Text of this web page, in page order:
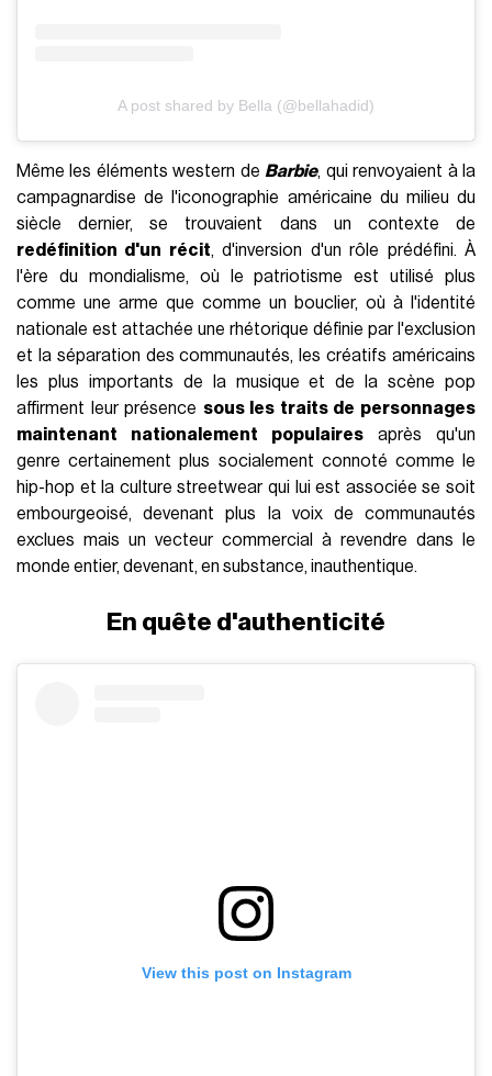
A post shared by Bella (@bellahadid)
Même les éléments western deBarbie, qui renvoyaient à la
campagnardise de l'iconographie américaine du milieu du
siècle dernier, se trouvaient dans un contexte de
redéfinition d'un récit, d'inversion d'un rôle prédéfini. À
l'ère du mondialisme, où le patriotisme est utilisé plus
comme une arme que comme un bouclier, où à l'identité
nationale est attachée une rhétorique définie par l'exclusion
et la séparation des communautés, les créatifs américains
les plus importants de la musique et de la scène pop
affirment leur présence sous les traits de personnages
maintenant nationalement populaires après qu'un
genre certainement plus socialement connoté comme le
hip-hop et la culture streetwear qui lui est associée se soit
embourgeoisé, devenant plus la voix de communautés
exclues mais un vecteur commercial à revendre dans le
monde entier, devenant, en substance, inauthentique.
En quête d'authenticité
View this post on Instagram